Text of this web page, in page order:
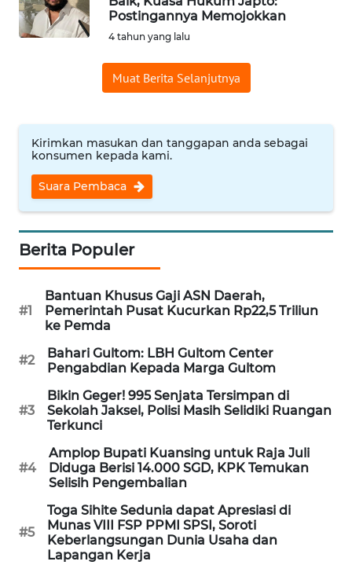
Postingannya Memojokkan
4 tahun yang lalu
Muat Berita Selanjutnya
Kirimkan masukan dan tanggapan anda sebagai
konsumen kepada kami.
Suara Pembaca
Berita Populer
#1
Bantuan Khusus Gaji ASN Daerah,
Pemerintah Pusat Kucurkan Rp22,5 Triliun
ke Pemda
#2
Bahari Gultom: LBH Gultom Center
Pengabdian Kepada Marga Gultom
#3
Bikin Geger! 995 Senjata Tersimpan di
Sekolah Jaksel, Polisi Masih Selidiki Ruangan
Terkunci
#4
Amplop Bupati Kuansing untuk Raja Juli
Diduga Berisi 14.000 SGD, KPK Temukan
Selisih Pengembalian
#5
Toga Sihite Sedunia dapat Apresiasi di
Munas VIII FSP PPMI SPSI, Soroti
Keberlangsungan Dunia Usaha dan
Lapangan Kerja
WN
SUMSEL
WN
LAMPUNG
WN
JATENG
WN
NUSANTARA
WN
JOGJA
WN
JATIM
WN
BALI
WN
WN
KALTENG